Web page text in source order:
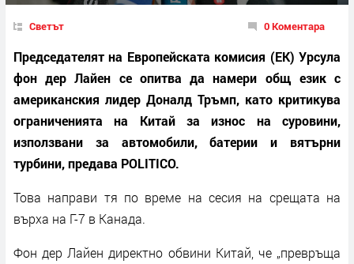
Светът 0 Коментара
Председателят на Европейската комисия (ЕК) Урсула
фон дер Лайен се опитва да намери общ език с
американския лидер Доналд Тръмп, като критикува
ограниченията на Китай за износ на суровини,
използвани за автомобили, батерии и вятърни
турбини, предава POLITICO.
Това направи тя по време на сесия на срещата на
върха на Г-7 в Канада.
Фон дер Лайен директно обвини Китай, че „превръща